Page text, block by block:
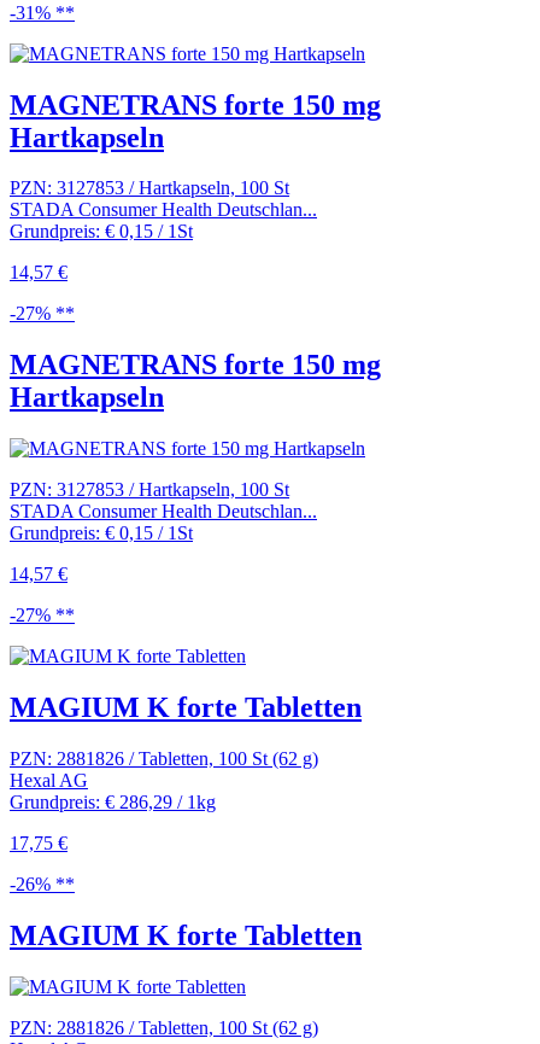
-31% **
MAGNETRANS forte 150 mg
Hartkapseln
PZN: 3127853 / Hartkapseln, 100 St
STADA Consumer Health Deutschlan...
Grundpreis: € 0,15 / 1St
14,57 €
-27% **
MAGNETRANS forte 150 mg
Hartkapseln
PZN: 3127853 / Hartkapseln, 100 St
STADA Consumer Health Deutschlan...
Grundpreis: € 0,15 / 1St
14,57 €
-27% **
MAGIUM K forte Tabletten
PZN: 2881826 / Tabletten, 100 St (62 g)
Hexal AG
Grundpreis: € 286,29 / 1kg
17,75 €
-26% **
MAGIUM K forte Tabletten
PZN: 2881826 / Tabletten, 100 St (62 g)